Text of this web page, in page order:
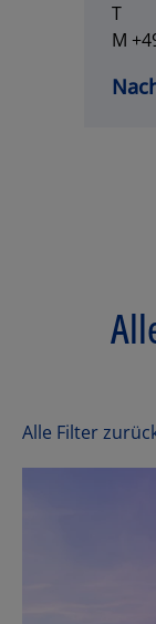
T
M
Alle Filter